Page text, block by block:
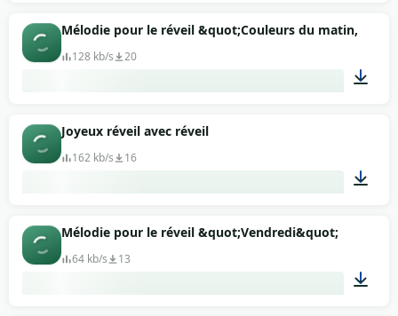
00:14
Mélodie pour le réveil &quot;Couleurs du matin,
128 kb/s 20
Joyeux réveil avec réveil
162 kb/s 16
Mélodie pour le réveil &quot;Vendredi&quot;
64 kb/s 13